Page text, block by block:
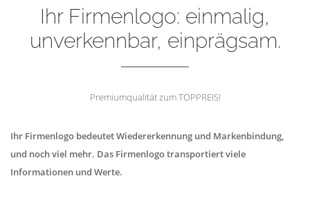
Ihr Firmenlogo: einmalig,
unverkennbar, einprägsam.
Premiumqualität zum TOPPREIS!
Ihr Firmenlogo bedeutet Wiedererkennung und Markenbindung,
und noch viel mehr. Das Firmenlogo transportiert viele
Informationen und Werte.